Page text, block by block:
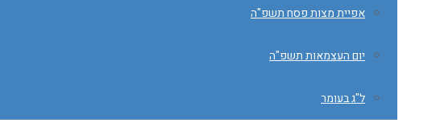
אפיית מצות פסח תשפ"ה
יום העצמאות תשפ"ה
ל"ג בעומר